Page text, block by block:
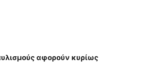
αφορούν κυρίως